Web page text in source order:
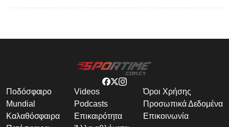
Ποδόσφαιρο
Mundial
Καλαθόσφαιρα
Videos
Podcasts
Επικαιρότητα
Όροι Χρήσης
Προσωπικά Δεδομένα
Επικοινωνία